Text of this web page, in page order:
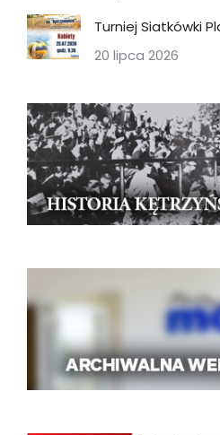
Turniej Siatkówki
20 lipca 2026